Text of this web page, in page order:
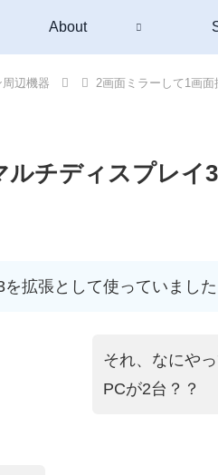
About
辺機器 2画面ミラーして1画面
チディスプレイ
拡張として使っていました
それ、なにや
PCが2台？？